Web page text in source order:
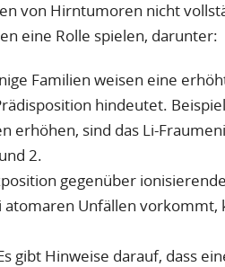
von Hirntumoren nicht
eine Rolle spielen, darunter:
Familien weisen eine
hindeutet.
erhöhen, sind das Li-
2.
gegenüber
Unfällen vorkommt,
gibt Hinweise darauf, dass